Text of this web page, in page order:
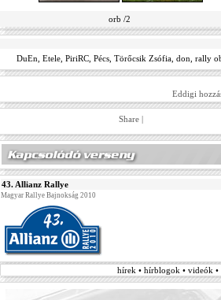
orb /2
DuEn ,Etele ,PiriRC ,Pécs ,Törőcsik Zsófia ,don ,rally
Eddigi
Share |
43. Allianz Rallye
Magyar Rallye Bajnokság 2010
hírek • hírblogok • videók